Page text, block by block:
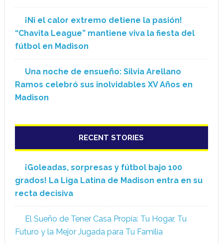
¡Ni el calor extremo detiene la pasión!
“Chavita League” mantiene viva la fiesta del
fútbol en Madison
Una noche de ensueño: Silvia Arellano
Ramos celebró sus inolvidables XV Años en
Madison
RECENT STORIES
¡Goleadas, sorpresas y fútbol bajo 100
grados! La Liga Latina de Madison entra en su
recta decisiva
El Sueño de Tener Casa Propia: Tu Hogar, Tu
Futuro y la Mejor Jugada para Tu Familia